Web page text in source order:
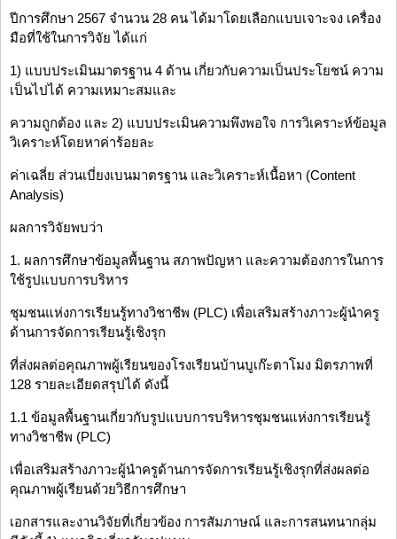
ปีการศึกษา 2567 จำนวน 28 คน ได้มาโดยเลือกแบบเจาะจง เครื่อง
มือที่ใช้ในการวิจัย ได้แก่
1) แบบประเมินมาตรฐาน 4 ด้าน เกี่ยวกับความเป็นประโยชน์ ความ
เป็นไปได้ ความเหมาะสมและ
ความถูกต้อง และ 2) แบบประเมินความพึงพอใจ การวิเคราะห์ข้อมูล
วิเคราะห์โดยหาค่าร้อยละ
ค่าเฉลี่ย ส่วนเบี่ยงเบนมาตรฐาน และวิเคราะห์เนื้อหา (Content
Analysis)
ผลการวิจัยพบว่า
1. ผลการศึกษาข้อมูลพื้นฐาน สภาพปัญหา และความต้องการในการ
ใช้รูปแบบการบริหาร
ชุมชนแห่งการเรียนรู้ทางวิชาชีพ (PLC) เพื่อเสริมสร้างภาวะผู้นำครู
ด้านการจัดการเรียนรู้เชิงรุก
ที่ส่งผลต่อคุณภาพผู้เรียนของโรงเรียนบ้านบูเก๊ะตาโมง มิตรภาพที่
128 รายละเอียดสรุปได้ ดังนี้
1.1 ข้อมูลพื้นฐานเกี่ยวกับรูปแบบการบริหารชุมชนแห่งการเรียนรู้
ทางวิชาชีพ (PLC)
เพื่อเสริมสร้างภาวะผู้นำครูด้านการจัดการเรียนรู้เชิงรุกที่ส่งผลต่อ
คุณภาพผู้เรียนด้วยวิธีการศึกษา
เอกสารและงานวิจัยที่เกี่ยวข้อง การสัมภาษณ์ และการสนทนากลุ่ม